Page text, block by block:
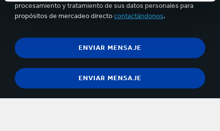
procesamiento y tratamiento de sus datos personales para
propósitos de mercadeo directocontactándonos.